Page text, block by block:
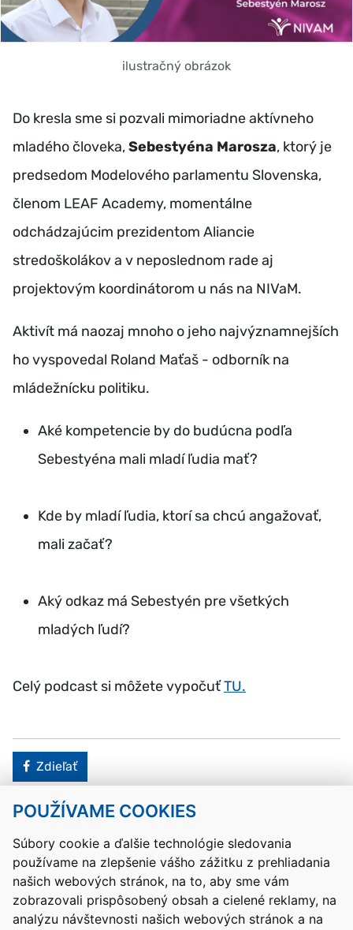
POUŽÍVAME COOKIES
Súbory cookie a ďalšie technológie sledovania
používame na zlepšenie vášho zážitku z prehliadania
našich webových stránok, na to, aby sme vám
zobrazovali prispôsobený obsah a cielené reklamy, na
analýzu návštevnosti našich webových stránok a na
ilustračný obrázok
Do kresla sme si pozvali mimoriadne aktívneho
mladého človeka,Sebestyéna Marosza, ktorý je
predsedom Modelového parlamentu Slovenska,
členom LEAF Academy, momentálne
odchádzajúcim prezidentom Aliancie
stredoškolákov a v neposlednom rade aj
projektovým koordinátorom u nás na NIVaM.
Aktivít má naozaj mnoho o jeho najvýznamnejších
ho vyspovedal Roland Maťaš - odborník na
mládežnícku politiku.
Aké kompetencie by do budúcna podľa
Sebestyéna mali mladí ľudia mať?
Kde by mladí ľudia, ktorí sa chcú angažovať,
mali začať?
Aký odkaz má Sebestyén pre všetkých
mladých ľudí?
Celý podcast si môžete vypočuťTU.
Facebook
Zdieľať
Kontakty Mapa stránky RSS
Vyhlásenie o prístupnosti
Nastavenia cookies
Prevádzkovateľom služby je Ministerstvo školstva, výskumu,